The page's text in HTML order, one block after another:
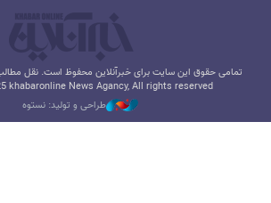
تمامی حقوق این سایت برای خبرآنلاین محفوظ است. نقل مطالب
khabaronline News Agancy, All rights reserved
طراحی و تولید: نستوه